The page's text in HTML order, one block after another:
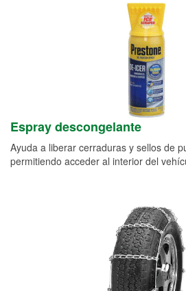
Espray descongelante
Ayuda a liberar cerraduras y sellos de
permitiendo acceder al interior del